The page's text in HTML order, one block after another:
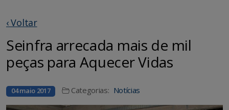
‹ Voltar
Seinfra arrecada mais de mil
peças para Aquecer Vidas
04 maio 2017 Categorias: Notícias